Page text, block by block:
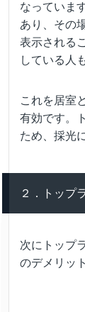
なっていま
あり、その
表示される
している人
これを居室
有効です。
ため、採光
２．トップ
次にトップ
のデメリッ